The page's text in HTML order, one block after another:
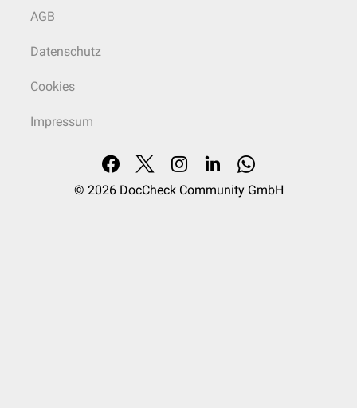
AGB
Datenschutz
Cookies
Impressum
© 2026 DocCheck Community GmbH